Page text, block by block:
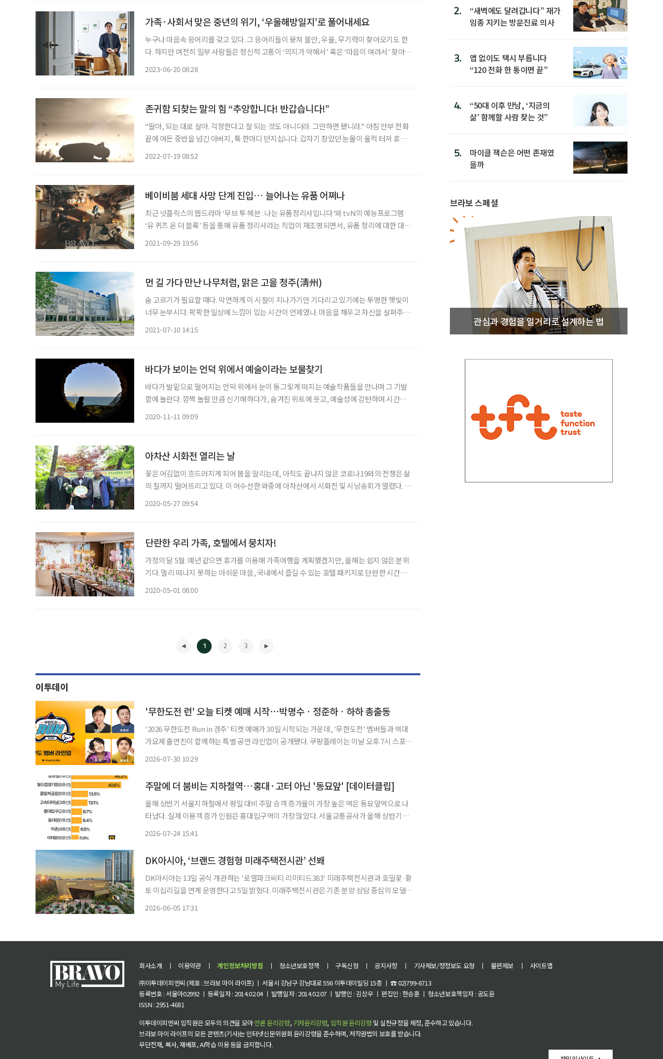
가족·사회서 맞은 중년의 위기, ‘우울해방일지’로 풀어내세요
누구나 마음속 응어리를 갖고 있다. 그 응어리들이 뭉쳐 불안, 우울, 무기력이 찾아오기도 한
다. 하지만 여전히 일부 사람들은 정신적 고통이 ‘의지가 약해서’ 혹은 ‘마음이 여려서’ 찾아온
2023-06-20 08:28
존귀함 되찾는 말의 힘 “추앙합니다! 반갑습니다!”
“딸아, 되는 대로 살아. 걱정한다고 잘 되는 것도 아니더라. 그만하면 됐니라.” 아침 안부 전화
끝에 여든 중반을 넘긴 아버지, 툭 한마디 던지십니다. 갑자기 참았던 눈물이 울컥 터져 휴대
2022-07-19 08:52
베이비붐 세대 사망 단계 진입… 늘어나는 유품 어쩌나
최근 넷플릭스의 웹드라마 ‘무브 투 헤븐 : 나는 유품정리사입니다’와 tvN의 예능프로그램
‘유 퀴즈 온 더 블록’ 등을 통해 유품 정리사라는 직업이 재조명되면서, 유품 정리에 대한 대중
2021-09-29 19:56
먼 길 가다 만난 나무처럼, 맑은 고을 청주(淸州)
숨 고르기가 필요할 때다. 막연하게 이 시절이 지나가기만 기다리고 있기에는 투명한 햇빛이
너무 눈부시다. 팍팍한 일상에 느낌이 있는 시간이 언제였나. 마음을 채우고 자신을 살펴주는
2021-07-10 14:15
바다가 보이는 언덕 위에서 예술이라는 보물찾기
바다가 발밑으로 떨어지는 언덕 위에서 눈이 동그랗게 떠지는 예술작품들을 만나며 그 기발
함에 놀란다. 깜짝 놀랄 만큼 신기해하다가, 숨겨진 위트에 웃고, 예술성에 감탄하며 시간이
2020-11-11 09:09
아차산 시화전 열리는 날
꽃은 어김없이 흐드러지게 피어 봄을 알리는데, 아직도 끝나지 않은 코로나19와의 전쟁은 삶
의 질까지 떨어뜨리고 있다. 이 어수선한 와중에 아차산에서 시화전 및 시낭송회가 열렸다. 주
2020-05-27 09:54
단란한 우리 가족, 호텔에서 뭉치자!
가정의 달 5월. 예년 같으면 휴가를 이용해 가족여행을 계획했겠지만, 올해는 쉽지 않은 분위
기다. 멀리 떠나지 못하는 아쉬운 마음, 국내에서 즐길 수 있는 호텔 패키지로 단란한 시간을
2020-05-01 08:00
1 2 3
이투데이
'무한도전 런' 오늘 티켓 예매 시작⋯박명수ㆍ정준하ㆍ하하 총출동
'2026 무한도전 Run in 경주' 티켓 예매가 30일 시작되는 가운데, '무한도전' 멤버들과 역대
가요제 출연진이 함께하는 특별 공연 라인업이 공개됐다. 쿠팡플레이는 이날 오후 7시 스포츠
2026-07-30 10:29
주말에 더 붐비는 지하철역…홍대·고터 아닌 '동묘앞' [데이터클립]
올해 상반기 서울지하철에서 평일 대비 주말 승객 증가율이 가장 높은 역은 동묘앞역으로 나
타났다. 실제 이용객 증가 인원은 홍대입구역이 가장 많았다. 서울교통공사가 올해 상반기
2026-07-24 15:41
DK아시아, ‘브랜드 경험형 미래주택전시관’ 선봬
DK아시아는 13일 공식 개관하는 '로열파크씨티 리미티드383' 미래주택전시관과 호밀꽃·황
토 이십리길을 연계 운영한다고 5일 밝혔다. 미래주택전시관은 기존 분양 상담 중심의 모델하
2026-06-05 17:31
2.
“새벽에도 달려갑니다” 재가
임종 지키는 방문진료 의사
3.
앱 없이도 택시 부릅니다
“120 전화 한 통이면 끝”
4.
“50대 이후 만남, ‘지금의
삶’ 함께할 사람 찾는 것”
5.
마이클 잭슨은 어떤 존재였
을까
브라보 스페셜
관심과 경험을 일거리로 설계하는 법
회사소개 ㅣ 이용약관 ㅣ 개인정보처리방침 ㅣ 청소년보호정책 ㅣ 구독신청 ㅣ 공지사항 ㅣ 기사제보/정정보도 요청 ㅣ 불편제보 ㅣ
사이트맵
㈜이투데이피엔씨 (제호 : 브라보 마이 라이프) ㅣ 서울시 강남구 강남대로 556 이투데이빌딩 15층 ㅣ ☎ 02)799-6713
등록번호 : 서울아02992 ㅣ 등록일자 : 2014.02.04 ㅣ 발행일자 : 2014.02.07 ㅣ 발행인 : 김상우 ㅣ 편집인 : 한승훈 ㅣ 청소년보호책임자 : 공도윤
ISSN : 2951-4681
이투데이피엔씨 임직원은 모두의 의견을 모아언론 윤리강령, 기자윤리강령, 임직원 윤리강령 및 실천규정을 제정, 준수하고 있습니다.
브라보 마이 라이프의 모든 콘텐츠(기사)는 인터넷신문위원회 윤리강령을 준수하며, 저작권법의 보호를 받습니다.
무단전재, 복사, 재배포, AI학습 이용 등을 금지합니다.